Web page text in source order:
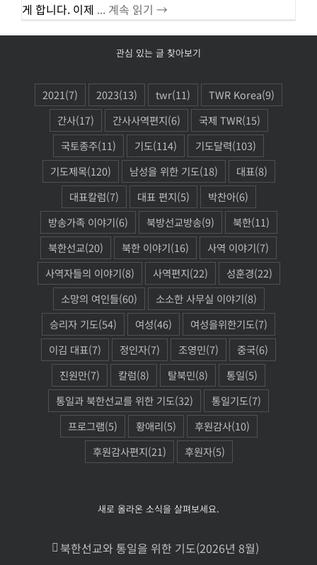
게 합니다. 이제 ... 계속 읽기 →
관심 있는 글 찾아보기
2021(7) 2023(13) twr(11) TWR Korea(9)
간사(17) 간사사역편지(6) 국제 TWR(15)
국토종주(11) 기도(114) 기도달력(103)
기도제목(120) 남성을 위한 기도(18) 대표(8)
대표칼럼(7) 대표 편지(5) 박찬아(6)
방송가족 이야기(6) 북방선교방송(9) 북한(11)
북한선교(20) 북한 이야기(16) 사역 이야기(7)
사역자들의 이야기(8) 사역편지(22) 성훈경(22)
소망의 여인들(60) 소소한 사무실 이야기(8)
승리자 기도(54) 여성(46) 여성을위한기도(7)
이김 대표(7) 정인자(7) 조영민(7) 중국(6)
진원만(7) 칼럼(8) 탈북민(8) 통일(5)
통일과 북한선교를 위한 기도(32) 통일기도(7)
프로그램(5) 황애리(5) 후원감사(10)
후원감사편지(21) 후원자(5)
새로 올라온 소식을 살펴보세요.
북한선교와 통일을 위한 기도(2026년 8월)